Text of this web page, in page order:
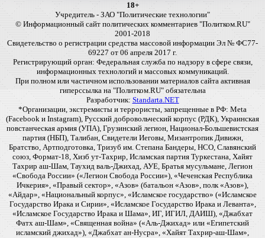
18+
Учредитель - ЗАО "Политические технологии"
© Информационный сайт политических комментариев "Политком.RU"
2001-2018
Свидетельство о регистрации средства массовой информации Эл № ФС77-
69227 от 06 апреля 2017 г.
Регистрирующий орган: Федеральная служба по надзору в сфере связи,
информационных технологий и массовых коммуникаций.
При полном или частичном использовании материалов сайта активная
гиперссылка на "Политком.RU" обязательна
Разработчик: Standarta.NET
*Организации, экстремисты и террористы, запрещенные в РФ: Meta
(Facebook и Instagram), Русский добровольческий корпус (РДК), Украинская
повстанческая армия (УПА), Грузинский легион, Национал-Большевистская
партия (НБП), Талибан, Свидетели Иеговы, Мизантропик Дивижн,
Братство, Артподготовка, Тризуб им. Степана Бандеры, НСО, Славянский
союз, Формат-18, Хизб ут-Тахрир, Исламская партия Туркестана, Хайят
Тахрир аш-Шам, Таухид валь-Джихад, АУЕ, Братья мусульмане, Легион
«Свобода России» («Легион Свобода России»), «Чеченская Республика
Ичкерия», «Правый сектор», «Азов» (батальон «Азов», полк «Азов»),
«Айдар», «Национальный корпус», «Исламское государство» («Исламское
Государство Ирака и Сирии», «Исламское Государство Ирака и Леванта»,
«Исламское Государство Ирака и Шама», ИГ, ИГИЛ, ДАИШ), «Джабхат
Фатх аш-Шам», «Священная война» («Аль-Джихад» или «Египетский
исламский джихад»), «Джабхат ан-Нусра», «Хайят Тахрир-аш-Шам»,